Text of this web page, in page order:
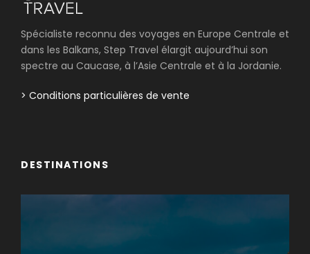
Spécialiste reconnu des voyages en Europe Centrale et
dans les Balkans, Step Travel élargit aujourd’hui son
spectre au Caucase, à l’Asie Centrale et à la Jordanie.
> Conditions particulières de vente
DESTINATIONS